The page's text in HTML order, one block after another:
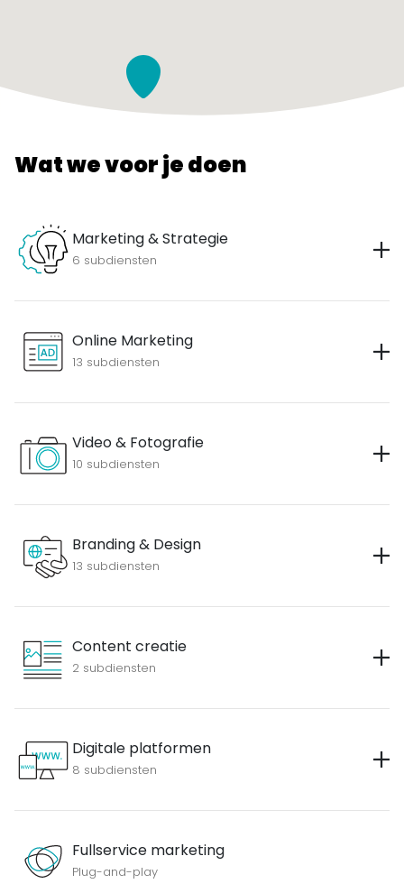
Wat we voor je doen
Marketing & Strategie
6 subdiensten
Online Marketing
13 subdiensten
Video & Fotografie
10 subdiensten
Branding & Design
13 subdiensten
Content creatie
2 subdiensten
Digitale platformen
8 subdiensten
Fullservice marketing
Plug-and-play